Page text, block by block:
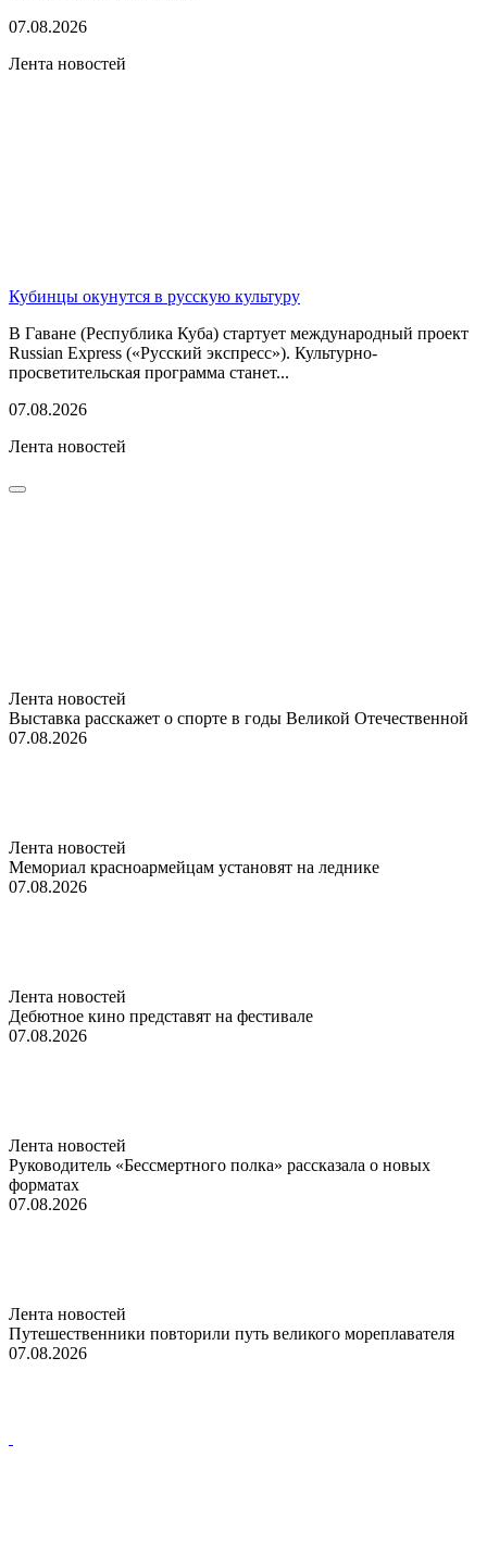
07.08.2026
Лента новостей
Кубинцы окунутся в русскую культуру
В Гаване (Республика Куба) стартует международный проект
Russian Express («Русский экспресс»). Культурно-
просветительская программа станет...
07.08.2026
Лента новостей
Лента новостей
Выставка расскажет о спорте в годы Великой Отечественной
07.08.2026
Лента новостей
Мемориал красноармейцам установят на леднике
07.08.2026
Лента новостей
Дебютное кино представят на фестивале
07.08.2026
Лента новостей
Руководитель «Бессмертного полка» рассказала о новых
форматах
07.08.2026
Лента новостей
Путешественники повторили путь великого мореплавателя
07.08.2026